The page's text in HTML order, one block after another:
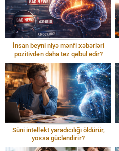
İnsan beyni niyə mənfi xəbərləri
pozitivdən daha tez qəbul edir?
Süni intellekt yaradıcılığı öldürür,
yoxsa gücləndirir?